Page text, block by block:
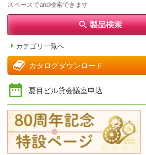
スペースでand検索できます
カテゴリ一覧へ
カタログダウンロード
夏目ビル貸会議室申込